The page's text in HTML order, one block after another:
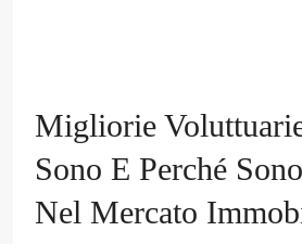
Migliorie
Sono E Perché
Nel Mercato